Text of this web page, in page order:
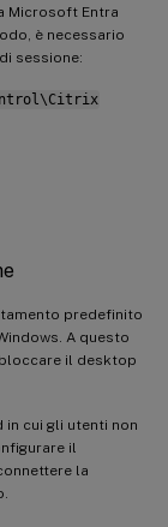
Microsoft Entra
è necessario
sessione:
predefinito
A questo
il desktop
in cui gli utenti non
il
la